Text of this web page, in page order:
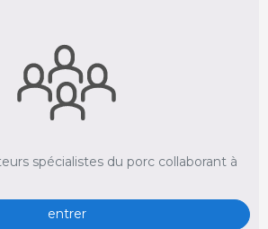
spécialistes du porc collaborant à
entrer